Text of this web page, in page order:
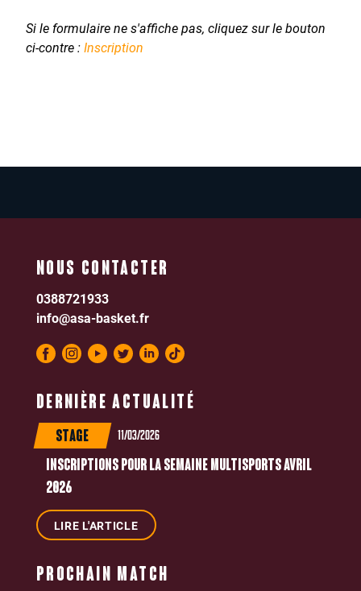
Si le formulaire ne s'affiche pas, cliquez sur le bouton
ci-contre :Inscription
DERNIÈRE ACTUALITÉ
STAGE 11/03/2026
INSCRIPTIONS POUR LA SEMAINE MULTISPORTS AVRIL
2026
LIRE L'ARTICLE
NOUS CONTACTER
0388721933
info@asa-basket.fr
PROCHAIN MATCH